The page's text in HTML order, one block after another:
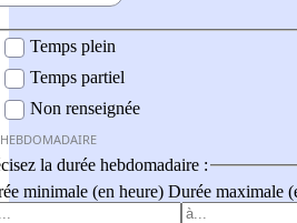
Temps plein
Temps partiel
Non renseignée
la durée hebdomadaire :
minimale (en heure) Durée maximale